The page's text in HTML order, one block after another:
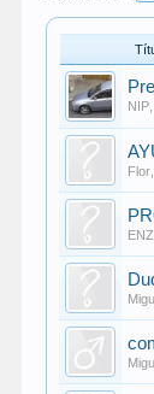
NIP
Flor